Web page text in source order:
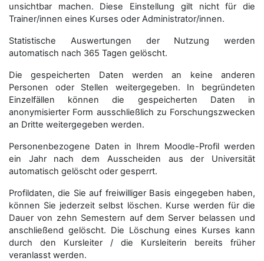
unsichtbar machen. Diese Einstellung gilt nicht für die
Trainer/innen eines Kurses oder Administrator/innen.
Statistische Auswertungen der Nutzung werden
automatisch nach 365 Tagen gelöscht.
Die gespeicherten Daten werden an keine anderen
Personen oder Stellen weitergegeben. In begründeten
Einzelfällen können die gespeicherten Daten in
anonymisierter Form aus­schließ­lich zu Forschungszwecken
an Dritte weitergegeben werden.
Personenbezogene Daten in Ihrem Moodle-Profil werden
ein Jahr nach dem Ausscheiden aus der Universität
automatisch gelöscht oder gesperrt.
Profildaten, die Sie auf freiwilliger Basis eingegeben haben,
können Sie jederzeit selbst löschen. Kurse werden für die
Dauer von zehn Semestern auf dem Server belassen und
anschließend gelöscht. Die Löschung eines Kurses kann
durch den Kursleiter / die Kursleiterin bereits früher
veranlasst werden.